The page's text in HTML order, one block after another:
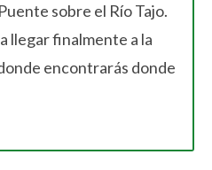
sobre el Río Tajo.
llegar finalmente a la
encontrarás donde